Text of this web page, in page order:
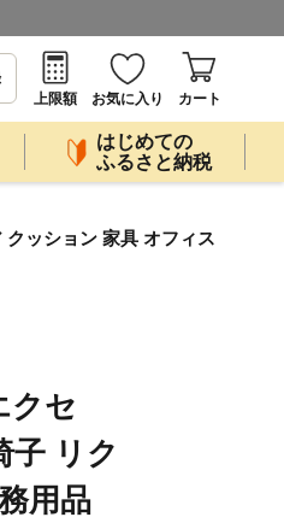
上限額
お気に入り カート
はじめての
ふるさと納税
ッション 家具 オフィス
クセ
子 リク
用品